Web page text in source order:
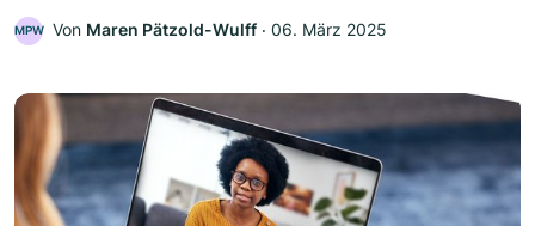
MPW Von Maren Pätzold-Wulff ‧ 06. März 2025